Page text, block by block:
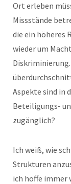
Ort erleben
Missstände
die ein höheres
wieder um
Aspekte sind in
Beteiligungs-
zugänglich?
Ich weiß, wie
Strukturen
ich hoffe immer